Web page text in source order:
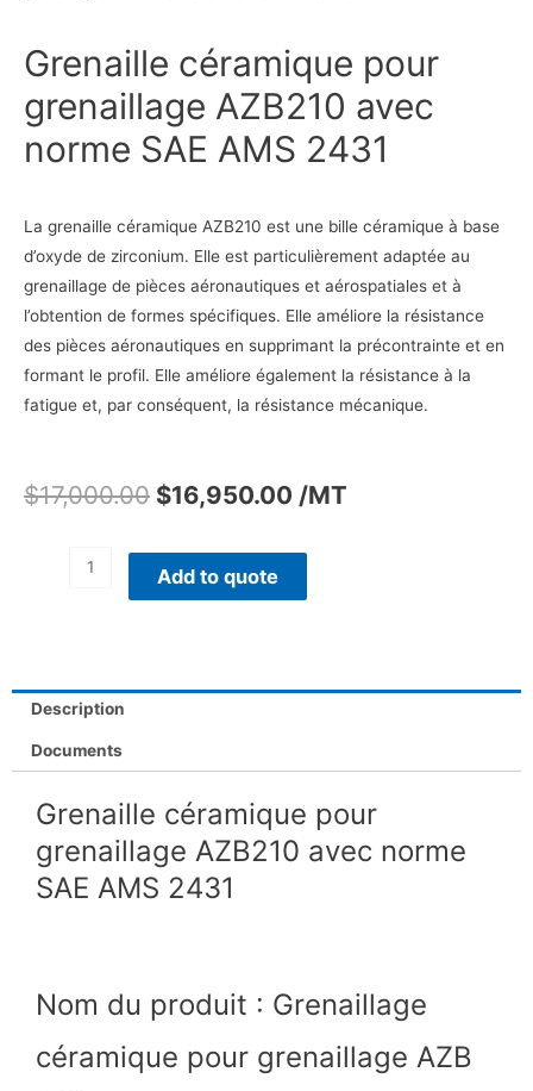
Grenaille céramique pour
grenaillage AZB210 avec
norme SAE AMS 2431
La grenaille céramique AZB210 est une bille céramique à base
d’oxyde de zirconium. Elle est particulièrement adaptée au
grenaillage de pièces aéronautiques et aérospatiales et à
l’obtention de formes spécifiques. Elle améliore la résistance
des pièces aéronautiques en supprimant la précontrainte et en
formant le profil. Elle améliore également la résistance à la
fatigue et, par conséquent, la résistance mécanique.
$17,000.00 $16,950.00 /MT
Add to quote
Description
Documents
Grenaille céramique pour
grenaillage AZB210 avec norme
SAE AMS 2431
Nom du produit : Grenaillage
céramique pour grenaillage AZB